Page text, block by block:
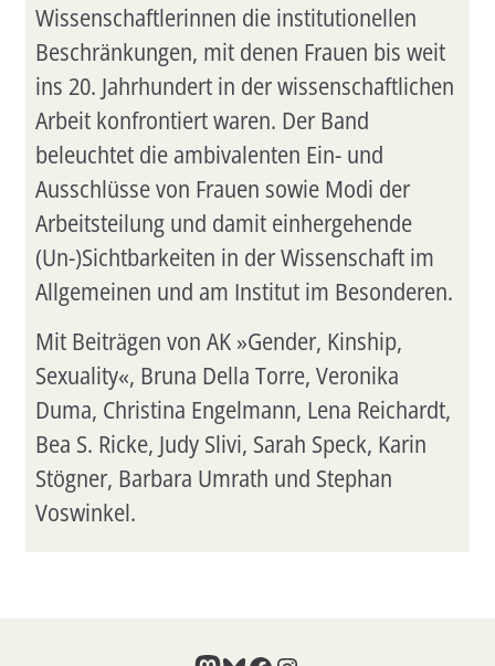
Wissenschaftlerinnen die institutionellen
Beschränkungen, mit denen Frauen bis weit
ins 20. Jahrhundert in der wissenschaftlichen
Arbeit konfrontiert waren. Der Band
beleuchtet die ambivalenten Ein- und
Ausschlüsse von Frauen sowie Modi der
Arbeitsteilung und damit einhergehende
(Un-)Sichtbarkeiten in der Wissenschaft im
Allgemeinen und am Institut im Besonderen.
Mit Beiträgen von AK »Gender, Kinship,
Sexuality«, Bruna Della Torre, Veronika
Duma, Christina Engelmann, Lena Reichardt,
Bea S. Ricke, Judy Slivi, Sarah Speck, Karin
Stögner, Barbara Umrath und Stephan
Voswinkel.